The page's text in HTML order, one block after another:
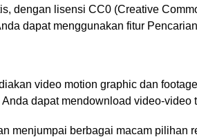
dengan lisensi CC0 (Creative
dapat menggunakan fitur
video motion graphic dan
dapat mendownload video-video
menjumpai berbagai macam pilihan